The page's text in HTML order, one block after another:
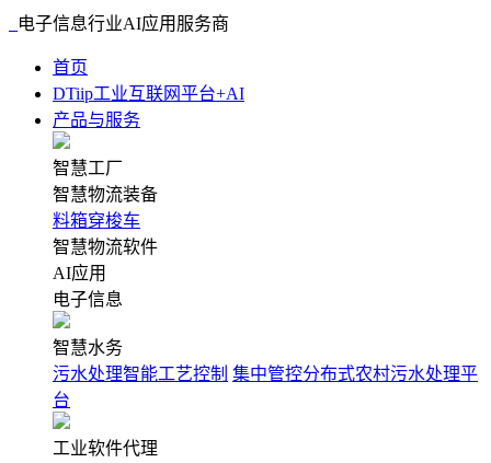
电子信息行业AI应用服务商
首页
DTiip工业互联网平台+AI
产品与服务
智慧工厂
智慧物流装备
料箱穿梭车
智慧物流软件
AI应用
电子信息
智慧水务
污水处理智能工艺控制 集中管控分布式农村污水处理平
台
工业软件代理